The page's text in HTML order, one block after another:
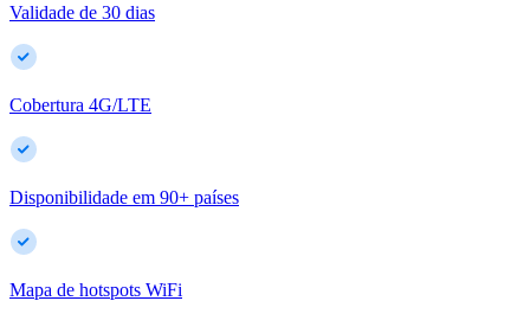
Validade de 30 dias
Cobertura 4G/LTE
Disponibilidade em 90+ países
Mapa de hotspots WiFi